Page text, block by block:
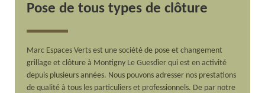
Pose de tous types de clôture
Marc Espaces Verts est une société de pose et changement
grillage et clôture à Montigny Le Guesdier qui est en activité
depuis plusieurs années. Nous pouvons adresser nos prestations
de qualité à tous les particuliers et professionnels. De par notre